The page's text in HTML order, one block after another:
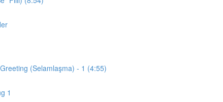
(Selamlaşma) - 1 (4:55)
1